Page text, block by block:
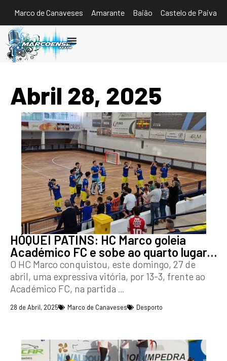
Marco de Canaveses Amarante Baião Castelo de Paiva
Ouvir
Abril 28, 2025
HÓQUEI PATINS: HC Marco goleia
Académico FC e sobe ao quarto lugar…
O HC Marco conquistou, este domingo, 27 de
abril, uma expressiva vitória, por 13-3, frente ao
Académico FC, na partida ...
28 de Abril, 2025 Marco de Canaveses Desporto